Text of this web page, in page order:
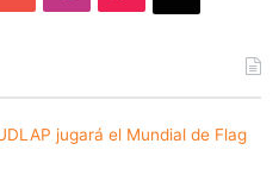
jugará el Mundial de Flag